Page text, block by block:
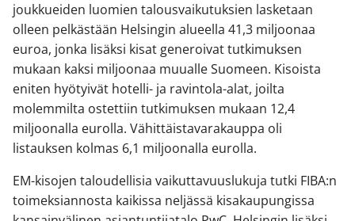
joukkueiden luomien talousvaikutuksien lasketaan
olleen pelkästään Helsingin alueella 41,3 miljoonaa
euroa, jonka lisäksi kisat generoivat tutkimuksen
mukaan kaksi miljoonaa muualle Suomeen. Kisoista
eniten hyötyivät hotelli- ja ravintola-alat, joilta
molemmilta ostettiin tutkimuksen mukaan 12,4
miljoonalla eurolla. Vähittäistavarakauppa oli
listauksen kolmas 6,1 miljoonalla eurolla.
EM-kisojen taloudellisia vaikuttavuuslukuja tutki FIBA:n
toimeksiannosta kaikissa neljässä kisakaupungissa